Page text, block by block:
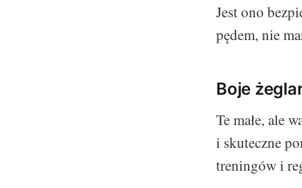
Jest ono
pędem, nie
Boje
Te małe, ale
i skuteczne
treningów i